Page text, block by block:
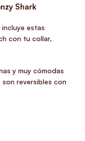
Shark
estas
con tu collar,
y muy cómodas
reversibles con